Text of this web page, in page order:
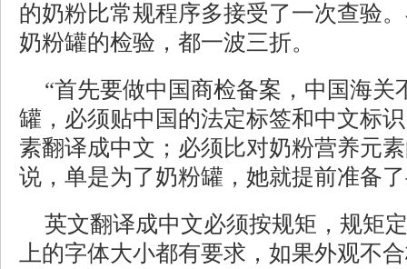
的奶粉比常规程序多接受了一次查验
奶粉罐的检验，都一波三折。
“首先要做中国商检备案，中国海关
罐，必须贴中国的法定标签和中文标
素翻译成中文；必须比对奶粉营养元
说，单是为了奶粉罐，她就提前准备
英文翻译成中文必须按规矩，规矩
上的字体大小都有要求，如果外观不